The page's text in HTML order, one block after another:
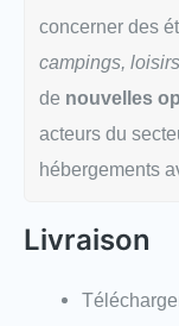
concerner des
campings,
de nouvelles
acteurs du
hébergements
Livraison